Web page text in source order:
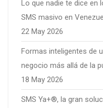
Lo que nadie te dice en
SMS masivo en
22 May 2026
Formas inteligentes de
negocio más allá de la
18 May 2026
SMS Ya+®, la gran